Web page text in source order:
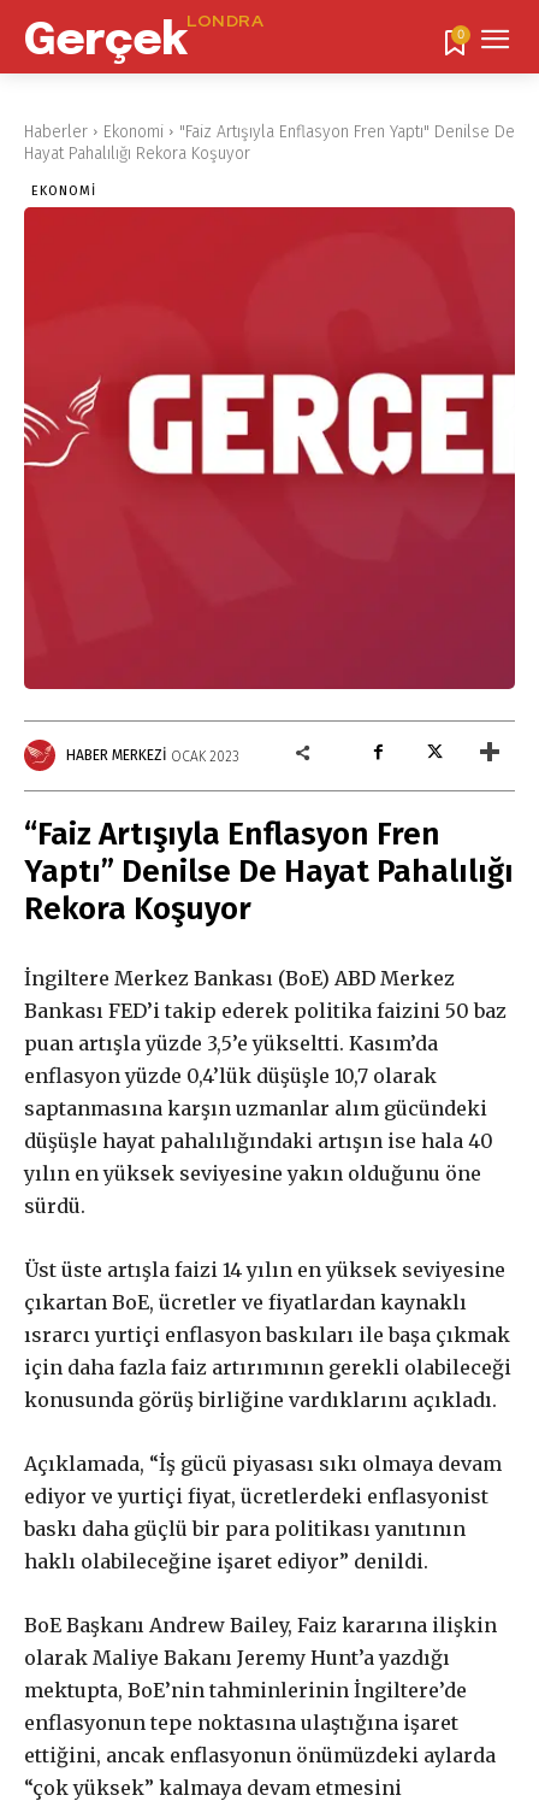
GerçekLONDRA
0
Haberler Ekonomi
"Faiz Artışıyla Enflasyon Fren Yaptı" Denilse De
Hayat Pahalılığı Rekora Koşuyor
EKONOMI
HABER MERKEZI OCAK 2023
“Faiz Artışıyla Enflasyon Fren
Yaptı” Denilse De Hayat Pahalılığı
Rekora Koşuyor
İngiltere Merkez Bankası (BoE) ABD Merkez
Bankası FED’i takip ederek politika faizini 50 baz
puan artışla yüzde 3,5’e yükseltti. Kasım’da
enflasyon yüzde 0,4’lük düşüşle 10,7 olarak
saptanmasına karşın uzmanlar alım gücündeki
düşüşle hayat pahalılığındaki artışın ise hala 40
yılın en yüksek seviyesine yakın olduğunu öne
sürdü.
Üst üste artışla faizi 14 yılın en yüksek seviyesine
çıkartan BoE, ücretler ve fiyatlardan kaynaklı
ısrarcı yurtiçi enflasyon baskıları ile başa çıkmak
için daha fazla faiz artırımının gerekli olabileceği
konusunda görüş birliğine vardıklarını açıkladı.
Açıklamada, “İş gücü piyasası sıkı olmaya devam
ediyor ve yurtiçi fiyat, ücretlerdeki enflasyonist
baskı daha güçlü bir para politikası yanıtının
haklı olabileceğine işaret ediyor” denildi.
BoE Başkanı Andrew Bailey, Faiz kararına ilişkin
olarak Maliye Bakanı Jeremy Hunt’a yazdığı
mektupta, BoE’nin tahminlerinin İngiltere’de
enflasyonun tepe noktasına ulaştığına işaret
ettiğini, ancak enflasyonun önümüzdeki aylarda
“çok yüksek” kalmaya devam etmesini